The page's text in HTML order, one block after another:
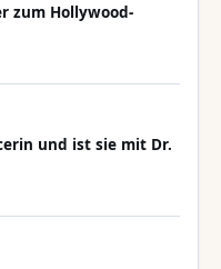
zum Hollywood-
und ist sie mit Dr.